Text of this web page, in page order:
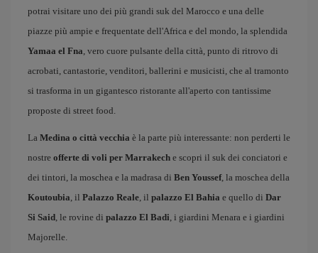
potrai visitare uno dei più grandi suk del Marocco e una delle
piazze più ampie e frequentate dell'Africa e del mondo, la splendida
Yamaa el Fna, vero cuore pulsante della città, punto di ritrovo di
acrobati, cantastorie, venditori, ballerini e musicisti, che al tramonto
si trasforma in un gigantesco ristorante all'aperto con tantissime
proposte di street food.
La Medina o città vecchia è la parte più interessante: non perderti le
nostre offerte di voli per Marrakech e scopri il suk dei conciatori e
dei tintori, la moschea e la madrasa di Ben Youssef, la moschea della
Koutoubia, il Palazzo Reale, il palazzo El Bahia e quello di Dar
Si Said, le rovine di palazzo El Badi, i giardini Menara e i giardini
Majorelle.